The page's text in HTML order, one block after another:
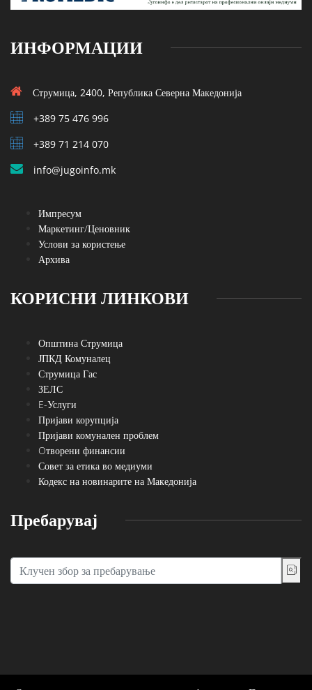
ИНФОРМАЦИИ
Струмица, 2400, Република Северна Македонија
+389 75 476 996
+389 71 214 070
info@jugoinfo.mk
Импресум
Маркетинг/Ценовник
Услови за користење
Архива
КОРИСНИ ЛИНКОВИ
Општина Струмица
ЈПКД Комуналец
Струмица Гас
ЗЕЛС
E-Услуги
Пријави корупција
Пријави комунален проблем
Oтворени финансии
Совет за етика во медиуми
Кодекс на новинарите на Македонија
Пребарувај